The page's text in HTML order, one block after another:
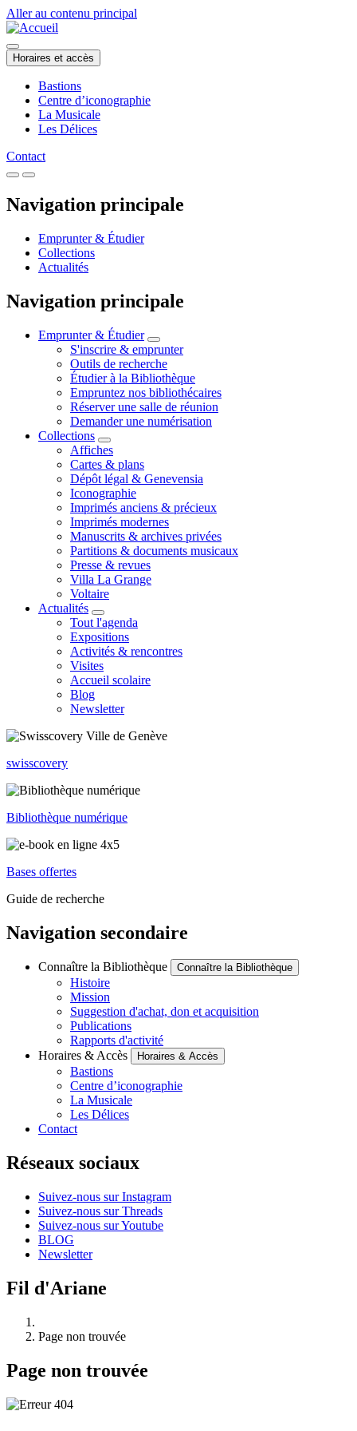
Aller au contenu principal
Horaires et accès
Bastions
Centre d’iconographie
La Musicale
Les Délices
Contact
Navigation principale
Emprunter & Étudier
Collections
Actualités
Navigation principale
Emprunter & Étudier
S'inscrire & emprunter
Outils de recherche
Étudier à la Bibliothèque
Empruntez nos bibliothécaires
Réserver une salle de réunion
Demander une numérisation
Collections
Affiches
Cartes & plans
Dépôt légal & Genevensia
Iconographie
Imprimés anciens & précieux
Imprimés modernes
Manuscrits & archives privées
Partitions & documents musicaux
Presse & revues
Villa La Grange
Voltaire
Actualités
Tout l'agenda
Expositions
Activités & rencontres
Visites
Accueil scolaire
Blog
Newsletter
swisscovery
Bibliothèque numérique
Bases offertes
Guide de recherche
Navigation secondaire
Connaître la Bibliothèque Connaître la Bibliothèque
Histoire
Mission
Suggestion d'achat, don et acquisition
Publications
Rapports d'activité
Horaires & Accès
Horaires & Accès
Bastions
Centre d’iconographie
La Musicale
Les Délices
Contact
Réseaux sociaux
Suivez-nous sur Instagram
Suivez-nous sur Threads
Suivez-nous sur Youtube
BLOG
Newsletter
Fil d'Ariane
Page non trouvée
Page non trouvée